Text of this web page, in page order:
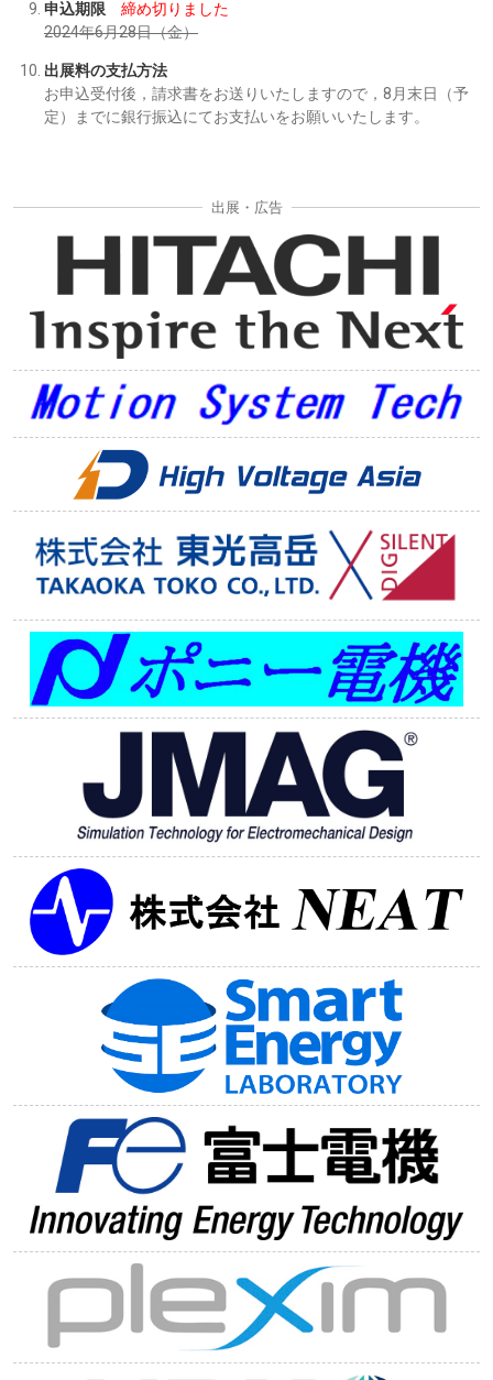
申込期限
締め切りました
2024年6月28日（金）
出展料の支払方法
お申込受付後，請求書をお送りいたしますので，8月末日（予
定）までに銀行振込にてお支払いをお願いいたします。
出展・広告